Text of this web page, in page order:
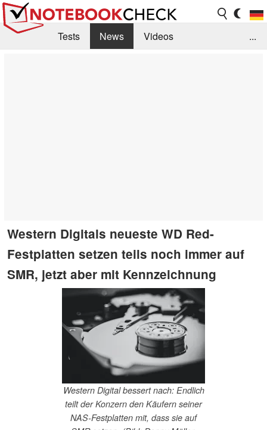
Tests News
Videos
...
Western Digitals neueste WD Red-
Festplatten setzen teils noch immer auf
SMR, jetzt aber mit Kennzeichnung
Western Digital bessert nach: Endlich
teilt der Konzern den Käufern seiner
NAS-Festplatten mit, dass sie auf